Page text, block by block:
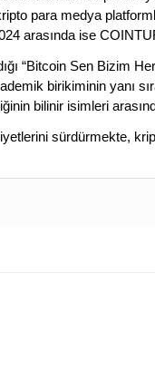
para medya
arasında ise
“Bitcoin Sen Bizim
birikiminin yanı
bilinir isimleri
sürdürmekte,